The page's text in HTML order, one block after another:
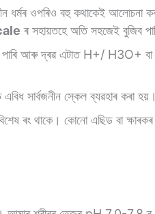
ধৰ্মৰ ওপৰিও বহু কথাকেই
ৰ সহায়তহে অতি সহজেই বুজিব
পাৰি আৰু দ্ৰৱ এটাত H+/ H3O+
এবিধ সাৰ্বজনীন স্কেল ব্যৱহাৰ
ৰং থাকে। কোনো এছিড বা